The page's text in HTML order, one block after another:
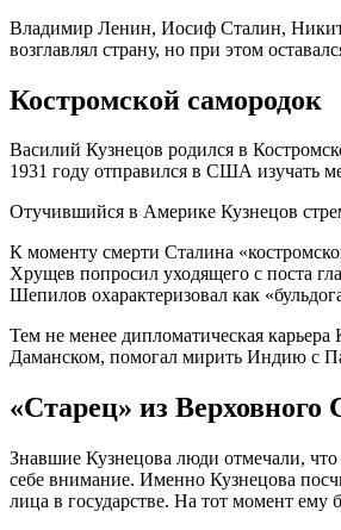
Владимир Ленин, Иосиф Сталин, Никита
возглавлял страну, но при этом
Костромской самородок
Василий Кузнецов родился в
1931 году отправился в США изучать
Отучившийся в Америке Кузнецов
К моменту смерти Сталина
Хрущев попросил уходящего с поста
Шепилов охарактеризовал как
Тем не менее дипломатическая
Даманском, помогал мирить Индию с
«Старец» из Верховного
Знавшие Кузнецова люди отмечали,
себе внимание. Именно Кузнецова
лица в государстве. На тот момент ему